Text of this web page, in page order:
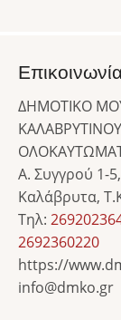
ΔΗΜΟΤΙΚΟ
ΚΑΛΑΒΡΥΤΙΝΟΥ
Α. Συγγρού 1-5,
Καλάβρυτα,
Τηλ:
2692360220
https://
info@dmko.gr